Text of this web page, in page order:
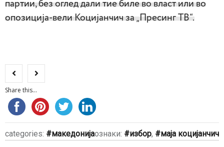
партии, без оглед дали тие биле во власт или во
опозиција-вели Коцијанчич за „Пресинг ТВ“.
Share this...
categories: македонијаознаки: избор, маја коцијанчич